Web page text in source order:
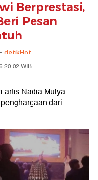
Berprestasi,
Pesan
detikHot
20:02 WIB
artis Nadia Mulya.
dari